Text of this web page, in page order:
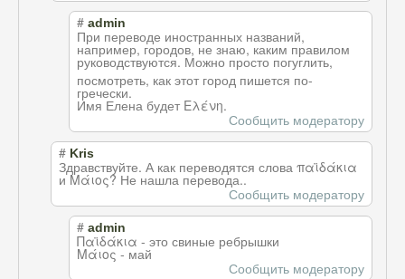
# admin
При переводе иностранных названий,
например, городов, не знаю, каким правилом
руководствуются. Можно просто погуглить,
посмотреть, как этот город пишется по-
гречески.
Имя Елена будет Ελένη.
Сообщить модератору
# Kris
Здравствуйте. А как переводятся слова παϊδάκια
и Μάιος? Не нашла перевода..
Сообщить модератору
# admin
Παϊδάκια - это свиные ребрышки
Μάιος - май
Сообщить модератору